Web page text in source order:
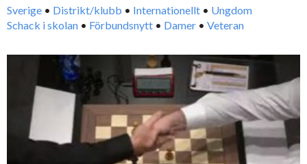
Sverige • Distrikt/klubb • Internationellt • Ungdom
Schack i skolan • Förbundsnytt • Damer • Veteran